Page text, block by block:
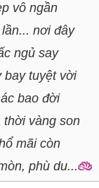
vô ngần
nơi đây
ngủ say
bay tuyệt vời
bao đời
thời vàng son
mãi còn
phù du...